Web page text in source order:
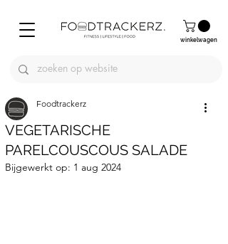
winkelwagen
VEGETARISCHE
PARELCOUSCOUS SALADE
Foodtrackerz
Bijgewerkt op: 1 aug 2024